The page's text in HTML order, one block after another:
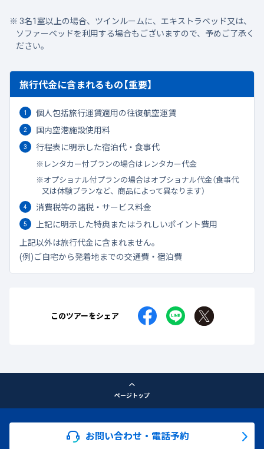
3名1室以上の場合、ツインルームに、エキストラベッド又は、
ソファーベッドを利用する場合もございますので、予めご了承く
ださい。
旅行代金に含まれるもの【重要】
個人包括旅行運賃適用の往復航空運賃
国内空港施設使用料
行程表に明示した宿泊代・食事代
レンタカー付プランの場合はレンタカー代金
オプショナル付プランの場合はオプショナル代金（食事代
又は体験プランなど、商品によって異なります）
消費税等の諸税・サービス料金
上記に明示した特典またはうれしいポイント費用
上記以外は旅行代金に含まれません。
(例)ご自宅から発着地までの交通費・宿泊費
このツアーをシェア
ページトップ
お問い合わせ・電話予約